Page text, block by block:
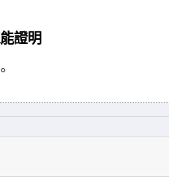
證明